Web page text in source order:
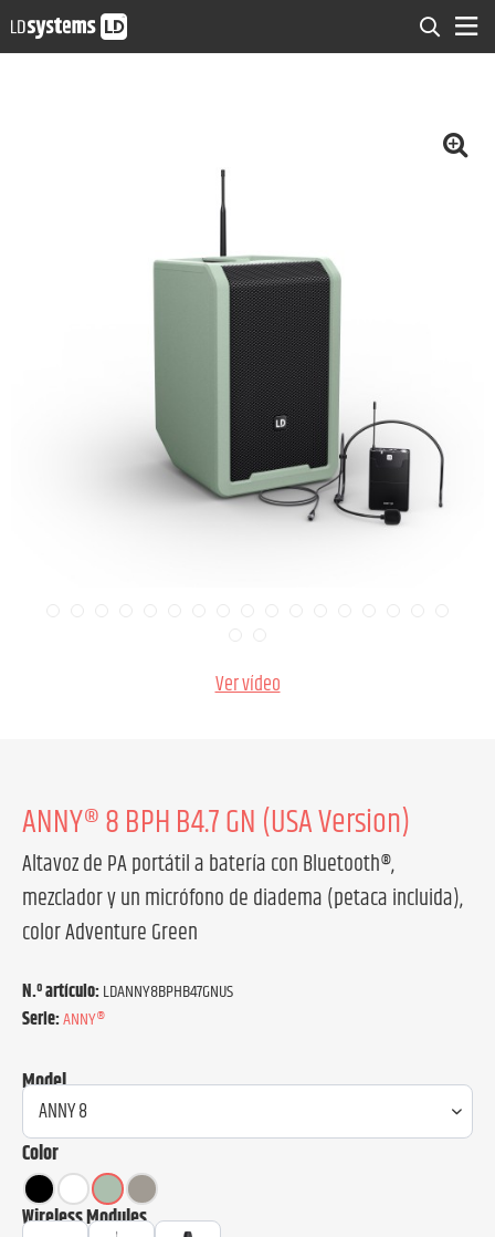
Ver vídeo
ANNY® 8 BPH B4.7 GN (USA Version)
Altavoz de PA portátil a batería con Bluetooth®,
mezclador y un micrófono de diadema (petaca incluida),
color Adventure Green
N.º artículo:LDANNY8BPHB47GNUS
Serie:ANNY®
Model
Color
Wireless Modules